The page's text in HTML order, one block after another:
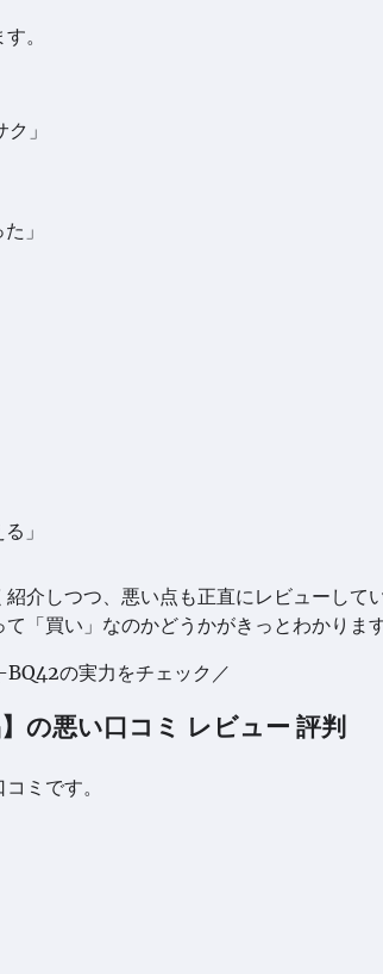
。
」
」
」
介しつつ、悪い点も正直にレビューしてい
「買い」なのかどうかがきっとわかります
の実力をチェック／
の悪い口コミ レビュー 評判
ミです。